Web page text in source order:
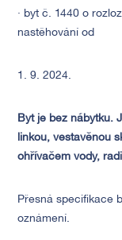
· byt č. 1440 o
nastěhování od
1. 9. 2024.
Byt je bez nábytku.
linkou, vestavěnou
ohřívačem vody,
Přesná specifikace
oznámení.